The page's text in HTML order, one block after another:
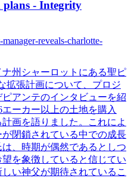
plans - Integrity
reveals-charlotte-
州シャーロットにある聖ピ
拡張計画について、プロジ
アンテのインタビューを紹
ーカー以上の土地を購入
画を語りました。これによ
閉鎖されている中での成長
、時期が偶然であるとしつ
を象徴していると信じてい
い神父が期待されているこ